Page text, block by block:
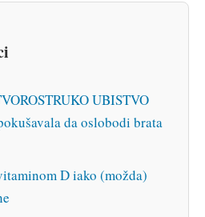
UBISTVO
da oslobodi brata
D iako (možda)